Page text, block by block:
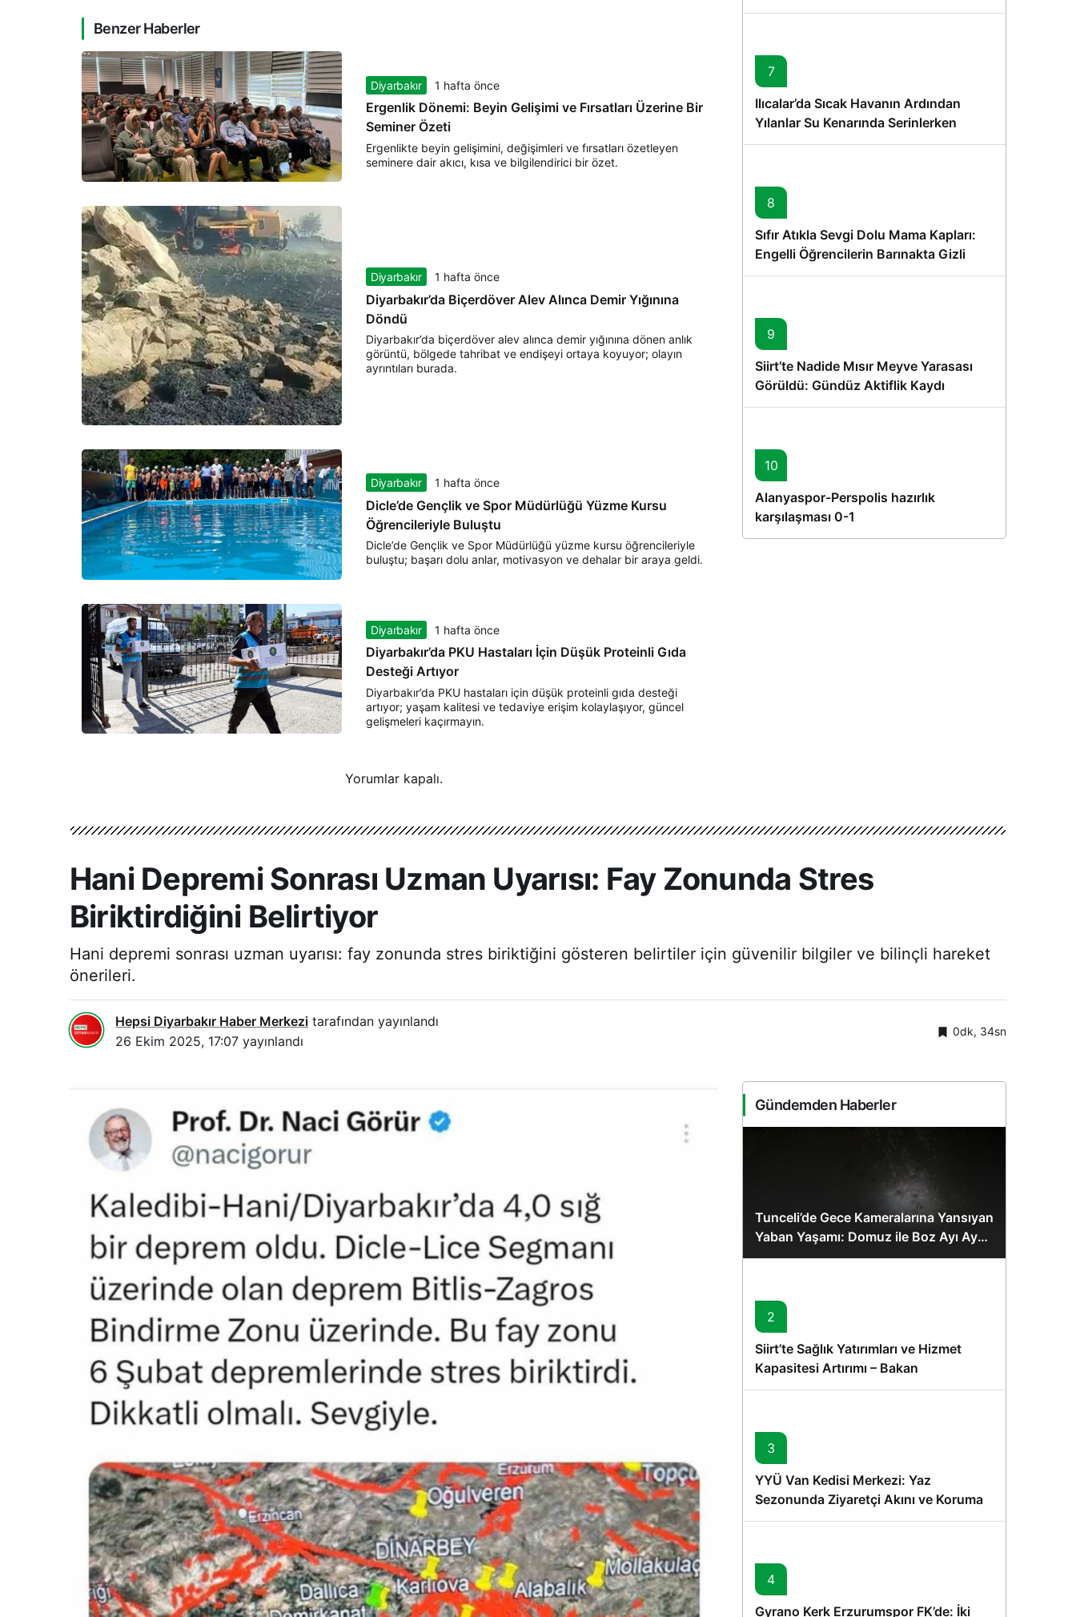
Benzer Haberler
Diyarbakır 1 hafta önce
Ergenlik Dönemi: Beyin Gelişimi ve Fırsatları Üzerine Bir
Seminer Özeti
Ergenlikte beyin gelişimini, değişimleri ve fırsatları özetleyen
seminere dair akıcı, kısa ve bilgilendirici bir özet.
Diyarbakır 1 hafta önce
Diyarbakır’da Biçerdöver Alev Alınca Demir Yığınına
Döndü
Diyarbakır’da biçerdöver alev alınca demir yığınına dönen anlık
görüntü, bölgede tahribat ve endişeyi ortaya koyuyor; olayın
ayrıntıları burada.
Diyarbakır 1 hafta önce
Dicle’de Gençlik ve Spor Müdürlüğü Yüzme Kursu
Öğrencileriyle Buluştu
Dicle’de Gençlik ve Spor Müdürlüğü yüzme kursu öğrencileriyle
buluştu; başarı dolu anlar, motivasyon ve dehalar bir araya geldi.
Diyarbakır 1 hafta önce
Diyarbakır’da PKU Hastaları İçin Düşük Proteinli Gıda
Desteği Artıyor
Diyarbakır’da PKU hastaları için düşük proteinli gıda desteği
artıyor; yaşam kalitesi ve tedaviye erişim kolaylaşıyor, güncel
gelişmeleri kaçırmayın.
Yorumlar kapalı.
7
Ilıcalar’da Sıcak Havanın Ardından
Yılanlar Su Kenarında Serinlerken
Görüntülendi
8
Sıfır Atıkla Sevgi Dolu Mama Kapları:
Engelli Öğrencilerin Barınakta Gizli
Dostları İçin Gönüllü Proje
9
Siirt’te Nadide Mısır Meyve Yarasası
Görüldü: Gündüz Aktiflik Kaydı
10
Alanyaspor-Perspolis hazırlık
karşılaşması 0-1
Hani Depremi Sonrası Uzman Uyarısı: Fay Zonunda Stres
Biriktirdiğini Belirtiyor
Hani depremi sonrası uzman uyarısı: fay zonunda stres biriktiğini gösteren belirtiler için güvenilir bilgiler ve bilinçli hareket
önerileri.
Hepsi Diyarbakır Haber Merkezi tarafından yayınlandı
26 Ekim 2025, 17:07 yayınlandı
0dk, 34sn
Gündemden Haberler
Tunceli’de Gece Kameralarına Yansıyan
Yaban Yaşamı: Domuz ile Boz Ayı Aynı
Karede
2
Siirt’te Sağlık Yatırımları ve Hizmet
Kapasitesi Artırımı – Bakan
Memişoğlu’nun Ziyareti
3
YYÜ Van Kedisi Merkezi: Yaz
Sezonunda Ziyaretçi Akını ve Koruma
Vurgusu
4
Gyrano Kerk Erzurumspor FK’de: İki